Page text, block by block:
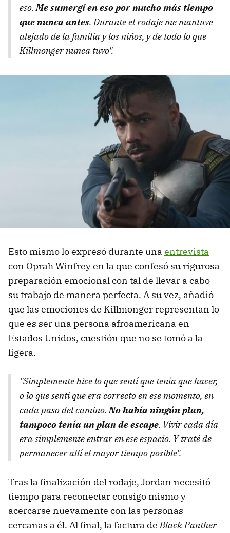
eso. Me sumergí en eso por mucho más tiempo
que nunca antes. Durante el rodaje me mantuve
alejado de la familia y los niños, y de todo lo que
Killmonger nunca tuvo".
Esto mismo lo expresó durante una entrevista
con Oprah Winfrey en la que confesó su rigurosa
preparación emocional con tal de llevar a cabo
su trabajo de manera perfecta. A su vez, añadió
que las emociones de Killmonger representan lo
que es ser una persona afroamericana en
Estados Unidos, cuestión que no se tomó a la
ligera.
"Simplemente hice lo que sentí que tenía que hacer,
o lo que sentí que era correcto en ese momento, en
cada paso del camino.No había ningún plan,
tampoco tenía un plan de escape. Vivir cada día
era simplemente entrar en ese espacio. Y traté de
permanecer allí el mayor tiempo posible".
Tras la finalización del rodaje, Jordan necesitó
tiempo para reconectar consigo mismo y
acercarse nuevamente con las personas
cercanas a él. Al final, la factura deBlack Panther